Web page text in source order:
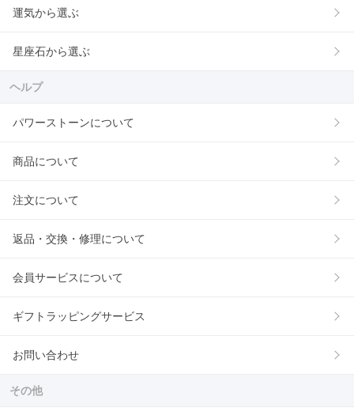
運気から選ぶ
星座石から選ぶ
ヘルプ
パワーストーンについて
商品について
注文について
返品・交換・修理について
会員サービスについて
ギフトラッピングサービス
お問い合わせ
その他